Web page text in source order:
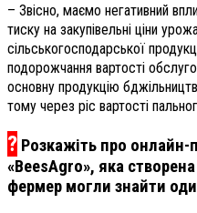
– Звісно, маємо негативний
тиску на закупівельні ціни
сільськогосподарської
подорожчання вартості
основну продукцію
тому через ріс вартості
? Розкажіть про онлайн-
«ВeesAgro», яка
фермер могли знайти